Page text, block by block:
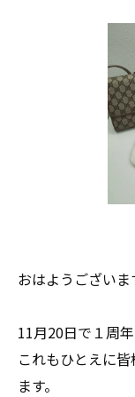
おはようござい
11月20日で１周
これもひとえに
ます。